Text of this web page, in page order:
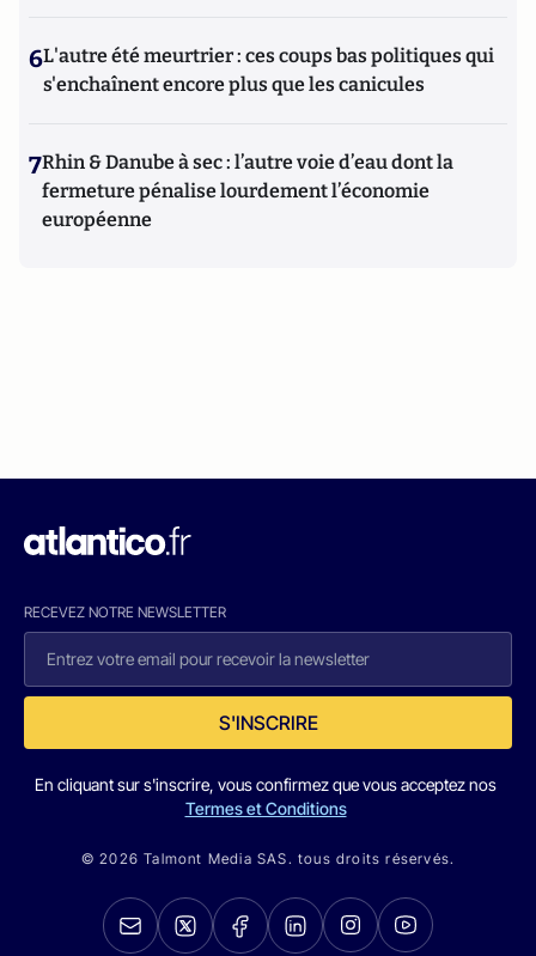
6L'autre été meurtrier : ces coups bas politiques qui
s'enchaînent encore plus que les canicules
7Rhin & Danube à sec : l’autre voie d’eau dont la
fermeture pénalise lourdement l’économie
européenne
RECEVEZ NOTRE NEWSLETTER
S'INSCRIRE
En cliquant sur s'inscrire, vous confirmez que vous acceptez nos
Termes et Conditions
© 2026 Talmont Media SAS. tous droits réservés.